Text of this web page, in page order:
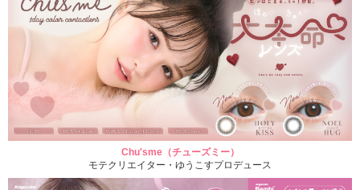
Chu'sme（チューズミー）
モテクリエイター・ゆうこすプロデュース